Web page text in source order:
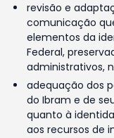
revisão e
comunicação
elementos da
Federal,
administrativos,
adequação dos
do Ibram e de
quanto à
aos recursos de